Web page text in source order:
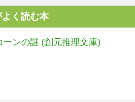
く読む本
ーンの謎 (創元推理文庫)